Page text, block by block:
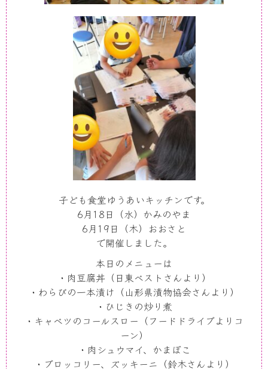
子ども食堂ゆうあいキッチンです。
6月 18日（水）かみのやま
6月 19日（木）おおさと
で開催しました。
本日のメニューは
・肉豆腐丼（日東ベストさんより）
・わらびの一本漬け（山形県漬物協会さんより）
・ひじきの炒り煮
・キャベツのコールスロー（フードドライブよりコ
ーン）
・肉シュウマイ、かまぼこ
・ブロッコリー、ズッキーニ（鈴木さんより）